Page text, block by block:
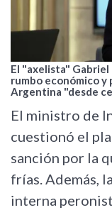
El "axelista"
rumbo económico
Argentina "desde
El ministro de
cuestionó el
sanción por la
frías. Además,
interna